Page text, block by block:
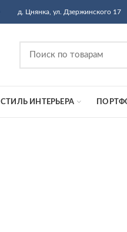
д. Цнянка, ул. Дзержинского 17
СТИЛЬ ИНТЕРЬЕРА